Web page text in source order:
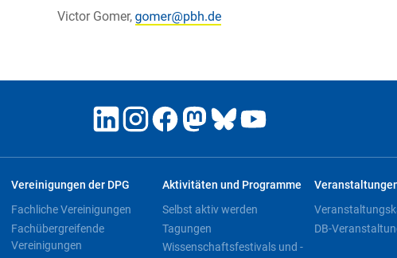
Victor Gomer,
Vereinigungen der DPG
Fachliche Vereinigungen
Fachübergreifende
Vereinigungen
Aktivitäten und Programme
Selbst aktiv werden
Tagungen
Wissenschaftsfestivals und -
DB-